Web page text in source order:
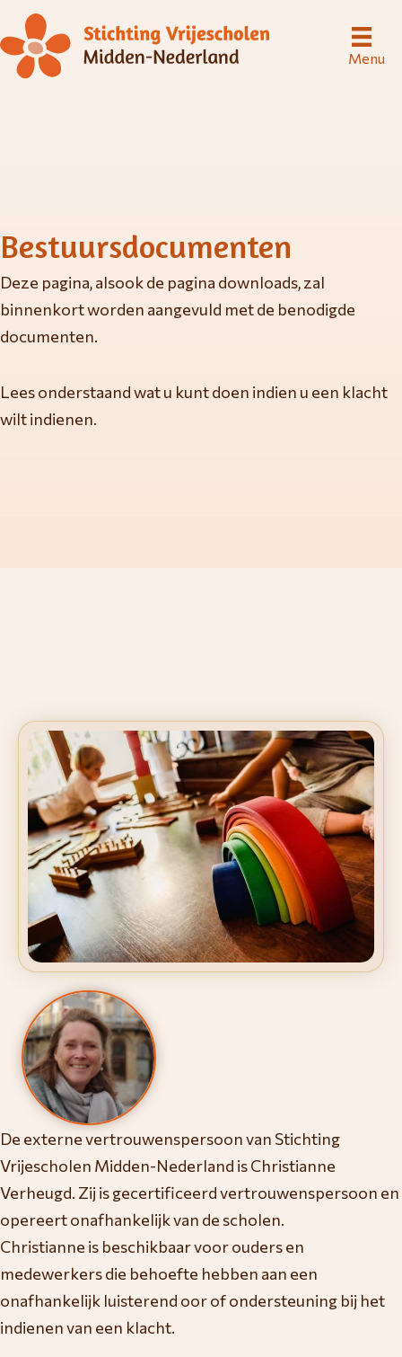
Menu
Bestuursdocumenten
Deze pagina, alsook de pagina downloads, zal
binnenkort worden aangevuld met de benodigde
documenten.
Lees onderstaand wat u kunt doen indien u een klacht
wilt indienen.
De externe vertrouwenspersoon van Stichting
Vrijescholen Midden-Nederland is Christianne
Verheugd. Zij is gecertificeerd vertrouwenspersoon en
opereert onafhankelijk van de scholen.
Christianne is beschikbaar voor ouders en
medewerkers die behoefte hebben aan een
onafhankelijk luisterend oor of ondersteuning bij het
indienen van een klacht.